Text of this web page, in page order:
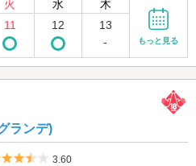
火 水 木
11 12
13
-
もっと見る
ランデ)
5つ星のうち3.5
3.60